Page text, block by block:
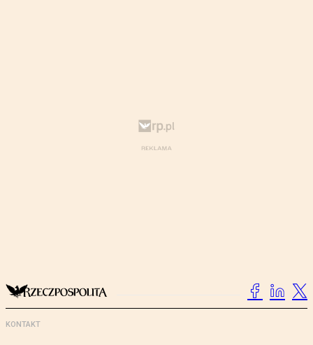
KONTAKT